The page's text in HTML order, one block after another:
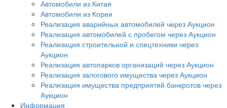
Автомобили из Китая
Автомобили из Кореи
Реализация аварийных автомобилей через Аукцион
Реализация автомобилей с пробегом через Аукцион
Реализация строительной и спецтехники через
Аукцион
Реализация автопарков организаций через Аукцион
Реализация залогового имущества через Аукцион
Реализация имущества предприятий банкротов через
Аукцион
Информация